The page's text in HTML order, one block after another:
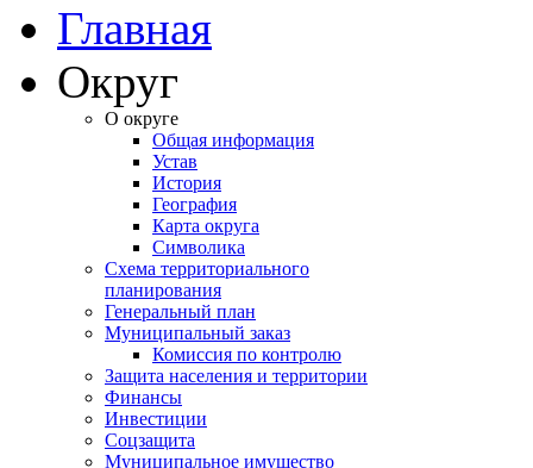
Главная
Округ
О округе
Общая информация
Устав
История
География
Карта округа
Символика
Схема территориального
планирования
Генеральный план
Муниципальный заказ
Комиссия по контролю
Защита населения и территории
Финансы
Инвестиции
Соцзащита
Муниципальное имущество